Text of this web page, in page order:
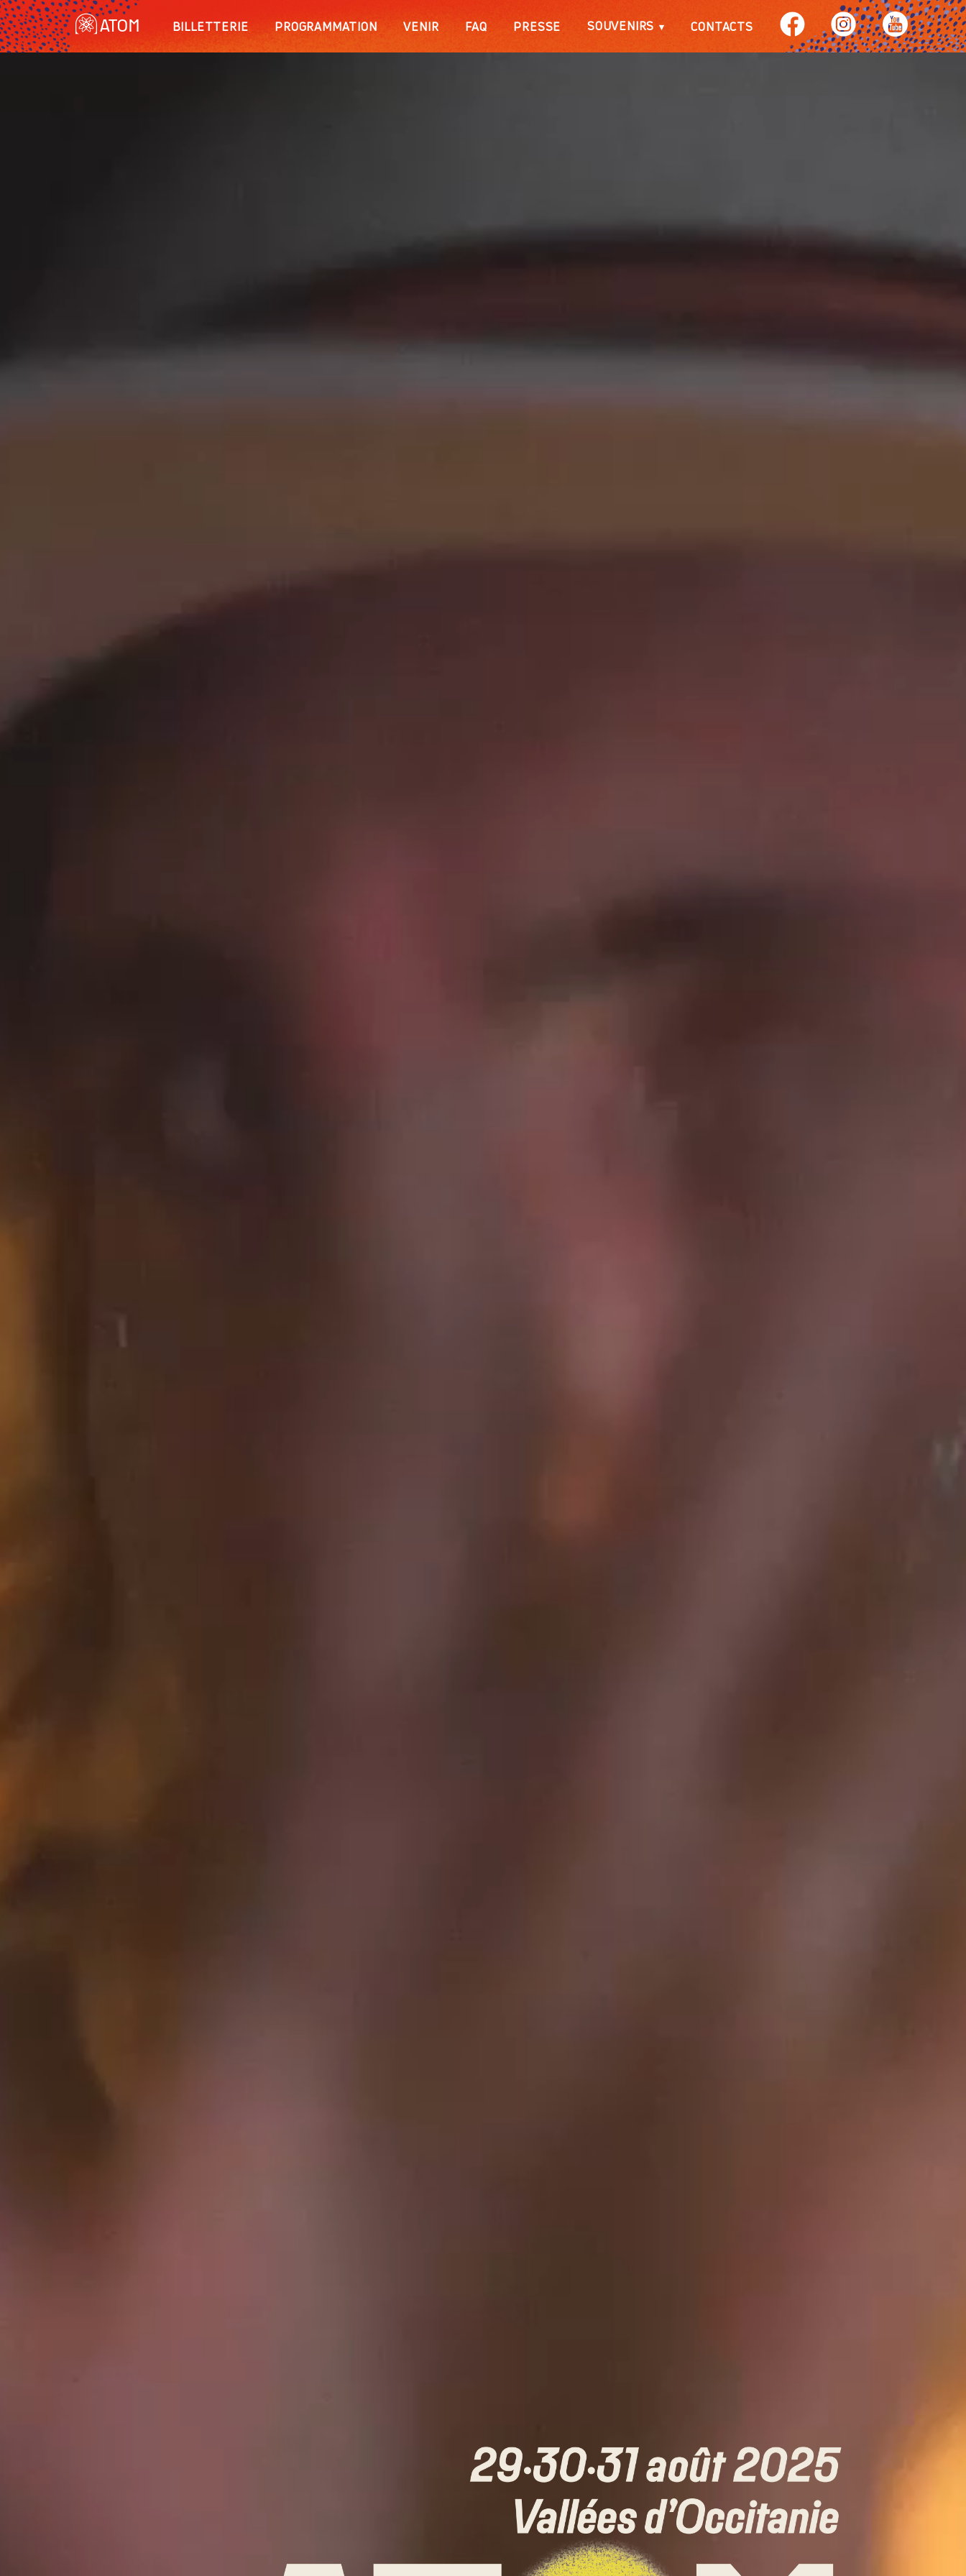
Contenu principal
ATOM
BILLETTERIE PROGRAMMATION VENIR FAQ PRESSE SOUVENIRS CONTACTS